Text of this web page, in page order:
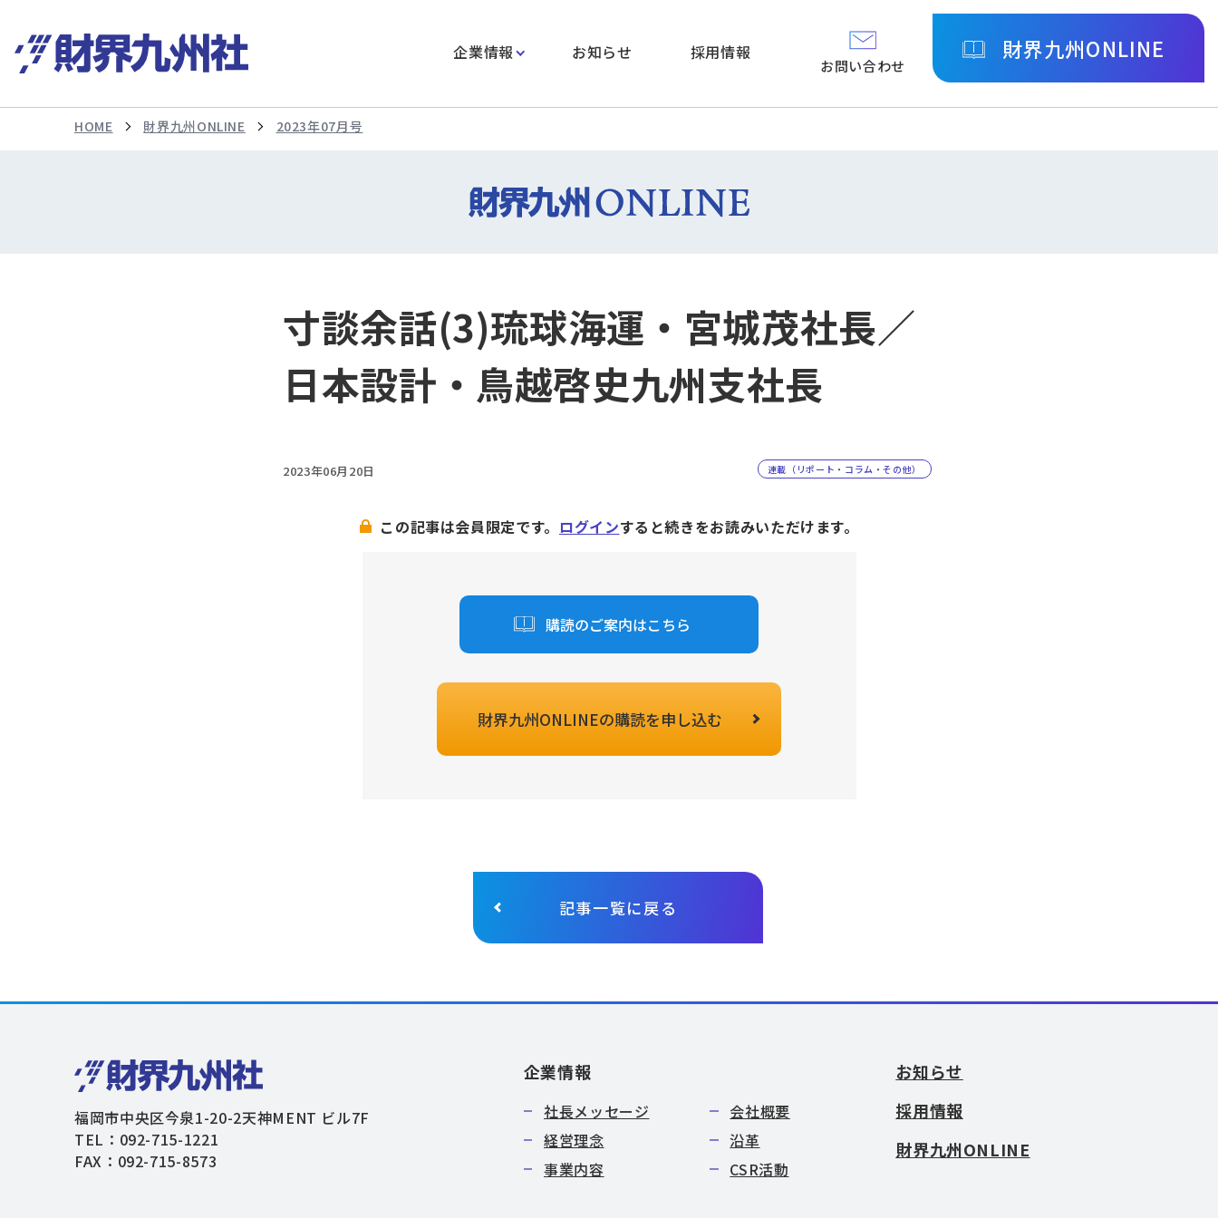
企業情報 お知らせ 採用情報
お問い合わせ
財界九州ONLINE
HOME 財界九州ONLINE 2023年07月号
寸談余話(3)琉球海運・宮城茂社長／
日本設計・鳥越啓史九州支社長
2023年06月20日 連載（リポート・コラム・その他）
この記事は会員限定です。 ログインすると続きをお読みいただけます。
購読のご案内はこちら
財界九州ONLINEの購読を申し込む
記事一覧に戻る
福岡市中央区今泉1-20-2天神MENT ビル7F
TEL：092-715-1221
FAX：092-715-8573
企業情報
社長メッセージ
会社概要
経営理念
沿革
事業内容
CSR活動
お知らせ
採用情報
財界九州ONLINE